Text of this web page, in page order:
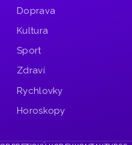
Doprava
Kultura
Sport
Zdraví
Rychlovky
Horoskopy